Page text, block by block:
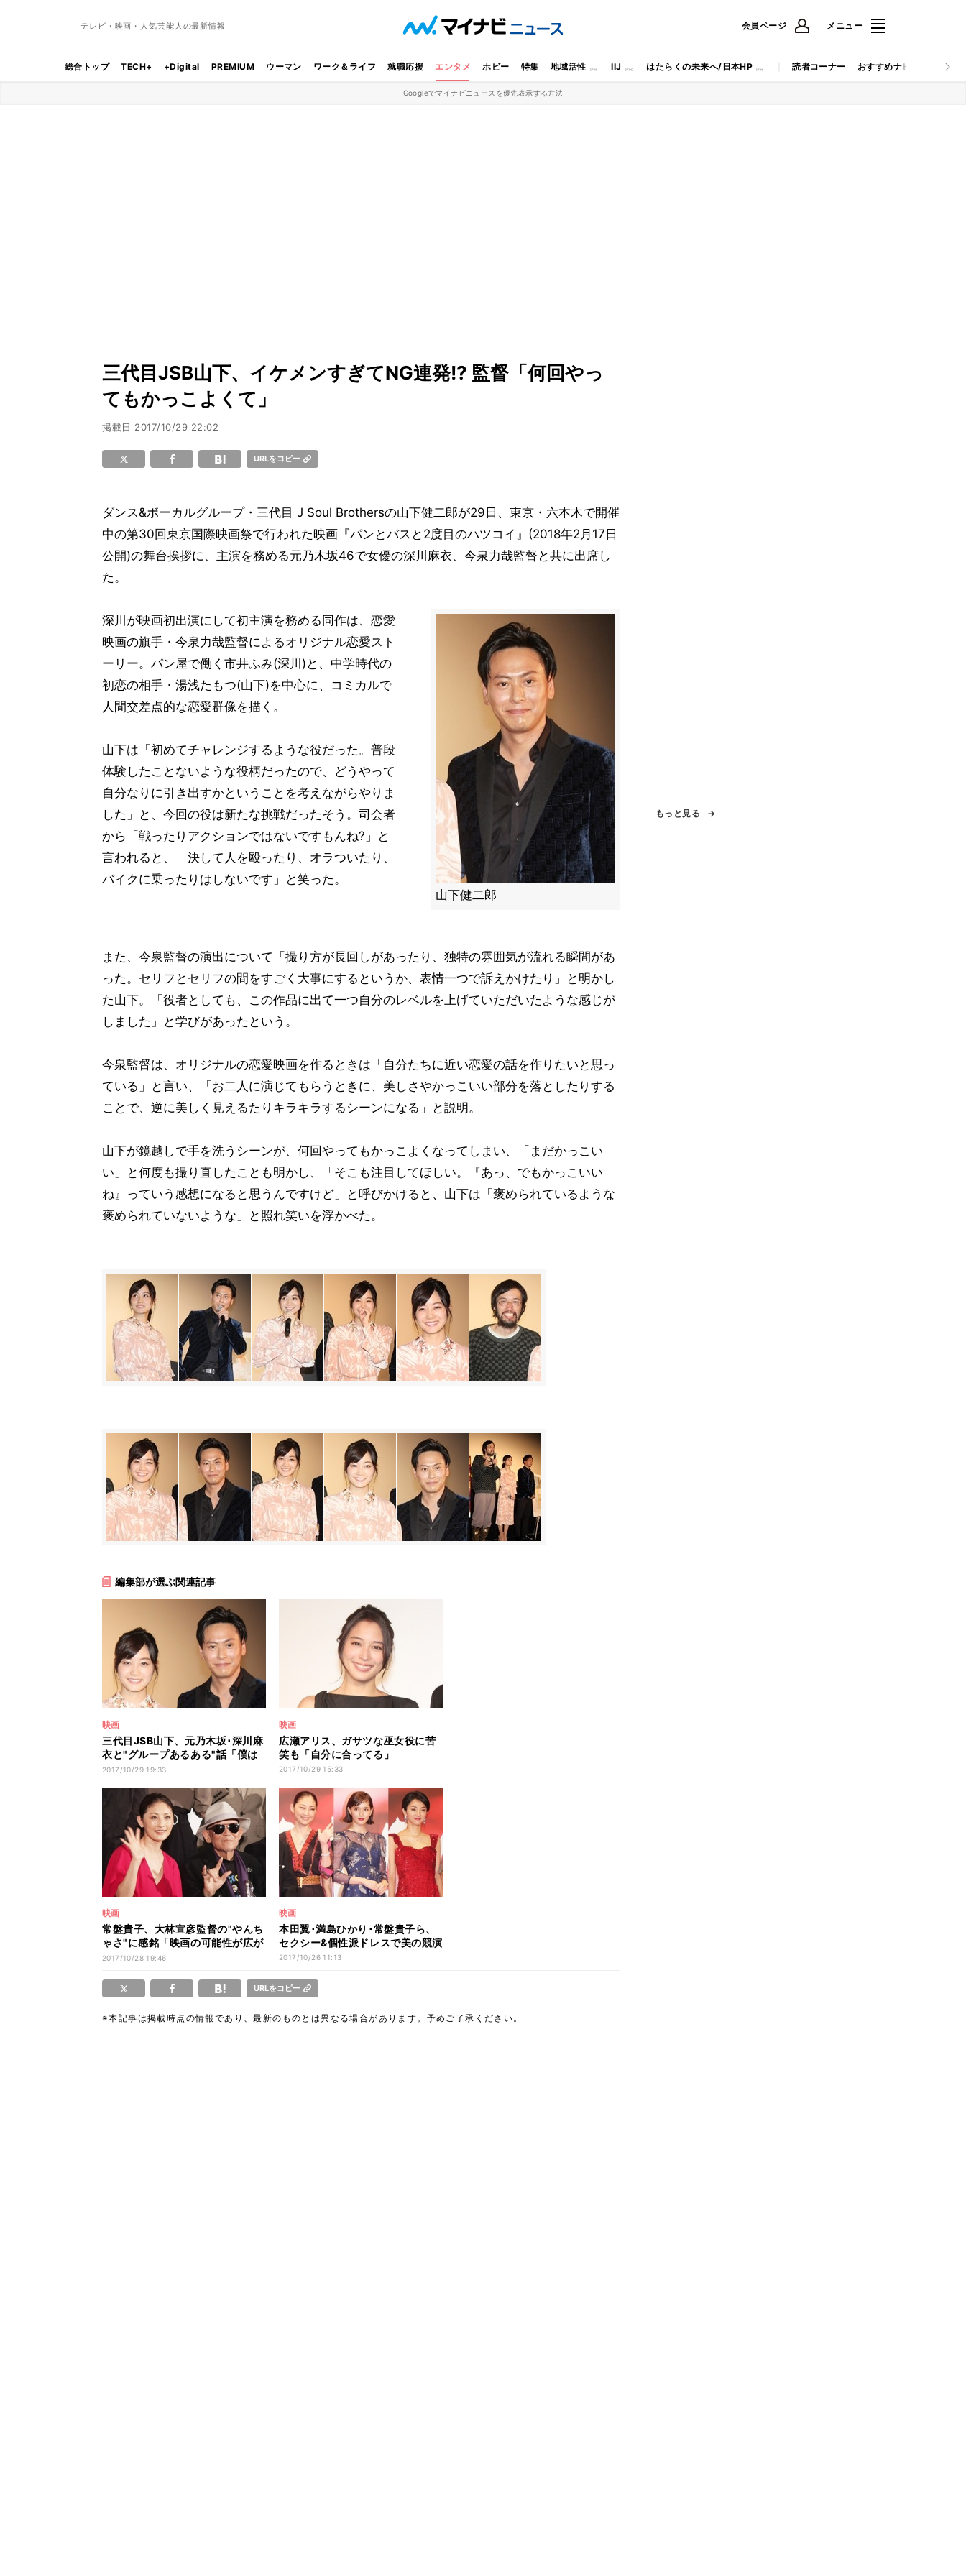
テレビ・映画・人気芸能人の最新情報 会員ページ メニュー
総合トップ TECH+ +Digital PREMIUM ウーマン ワーク＆ライフ 就職応援 エンタメ ホビー 特集 地域活性 IIJ はたらくの未来へ/日本HP 読者コーナー おすすめナビ マイナビ
Googleでマイナビニュースを優先表示する方法
三代目JSB山下、イケメンすぎてNG連発!? 監督「何回やっ
てもかっこよくて」
掲載日 2017/10/29 22:02
URLをコピー
ダンス&ボーカルグループ・三代目 J Soul Brothersの山下健二郎が29日、東京・六本木で開催
中の第30回東京国際映画祭で行われた映画『パンとバスと2度目のハツコイ』(2018年2月17日
公開)の舞台挨拶に、主演を務める元乃木坂46で女優の深川麻衣、今泉力哉監督と共に出席し
た。
山下健二郎
深川が映画初出演にして初主演を務める同作は、恋愛
映画の旗手・今泉力哉監督によるオリジナル恋愛スト
ーリー。パン屋で働く市井ふみ(深川)と、中学時代の
初恋の相手・湯浅たもつ(山下)を中心に、コミカルで
人間交差点的な恋愛群像を描く。
山下は「初めてチャレンジするような役だった。普段
体験したことないような役柄だったので、どうやって
自分なりに引き出すかということを考えながらやりま
した」と、今回の役は新たな挑戦だったそう。司会者
から「戦ったりアクションではないですもんね?」と
言われると、「決して人を殴ったり、オラついたり、
バイクに乗ったりはしないです」と笑った。
また、今泉監督の演出について「撮り方が長回しがあったり、独特の雰囲気が流れる瞬間があ
った。セリフとセリフの間をすごく大事にするというか、表情一つで訴えかけたり」と明かし
た山下。「役者としても、この作品に出て一つ自分のレベルを上げていただいたような感じが
しました」と学びがあったという。
今泉監督は、オリジナルの恋愛映画を作るときは「自分たちに近い恋愛の話を作りたいと思っ
ている」と言い、「お二人に演じてもらうときに、美しさやかっこいい部分を落としたりする
ことで、逆に美しく見えるたりキラキラするシーンになる」と説明。
山下が鏡越しで手を洗うシーンが、何回やってもかっこよくなってしまい、「まだかっこい
い」と何度も撮り直したことも明かし、「そこも注目してほしい。『あっ、でもかっこいい
ね』っていう感想になると思うんですけど」と呼びかけると、山下は「褒められているような
褒められていないような」と照れ笑いを浮かべた。
編集部が選ぶ関連記事
映画
三代目JSB山下、元乃木坂･深川麻
衣と"グループあるある"話「僕は
グチばっか」
2017/10/29 19:33
映画
広瀬アリス、ガサツな巫女役に苦
笑も「自分に合ってる」
2017/10/29 15:33
映画
常盤貴子、大林宣彦監督の"やんち
ゃさ"に感銘「映画の可能性が広が
った」
2017/10/28 19:46
映画
本田翼･満島ひかり･常盤貴子ら、
セクシー&個性派ドレスで美の競演
2017/10/26 11:13
URLをコピー
※本記事は掲載時点の情報であり、最新のものとは異なる場合があります。予めご了承ください。
もっと見る